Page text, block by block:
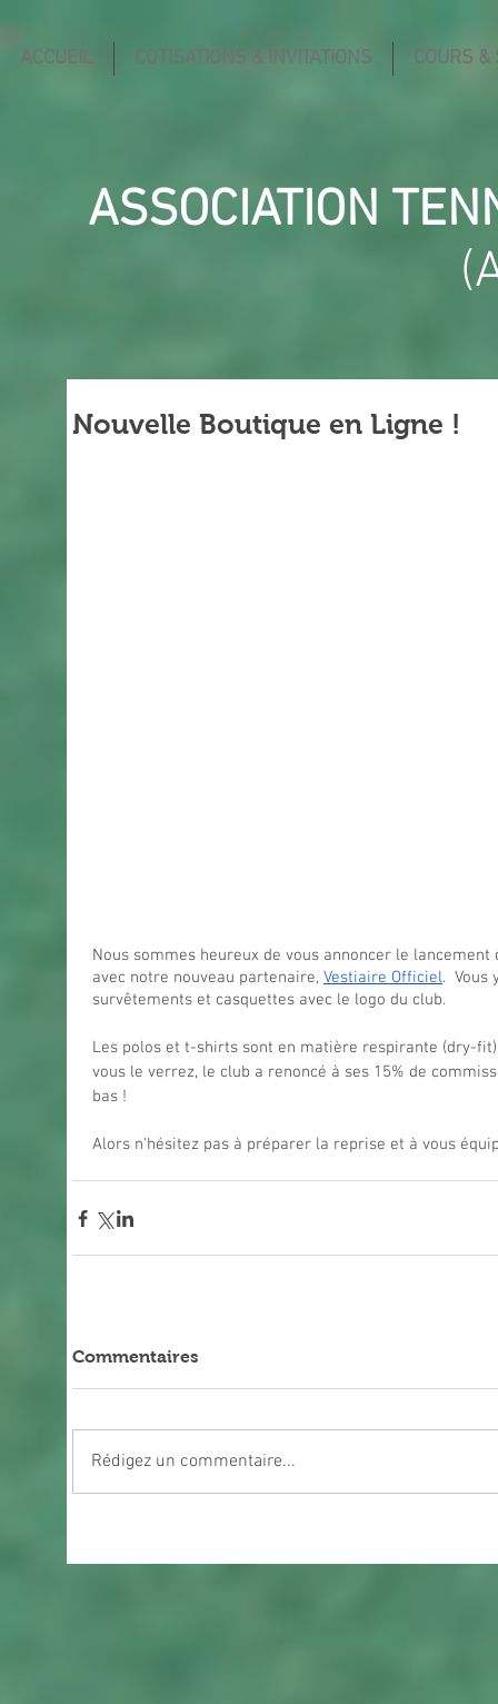
ACCUEIL COTISATIONS & INVITATIONS COURS &
ASSOCIATION
Nouvelle Boutique en Ligne !
Nous sommes heureux de vous annoncer le lancement
avec notre nouveau partenaire, Vestiaire Officiel.
survêtements et casquettes avec le logo du club.
Les polos et t-shirts sont en matière respirante (dry-
vous le verrez, le club a renoncé à ses 15% de
bas !
Alors n'hésitez pas à préparer la reprise et à vous
Commentaires
Rédigez un commentaire...